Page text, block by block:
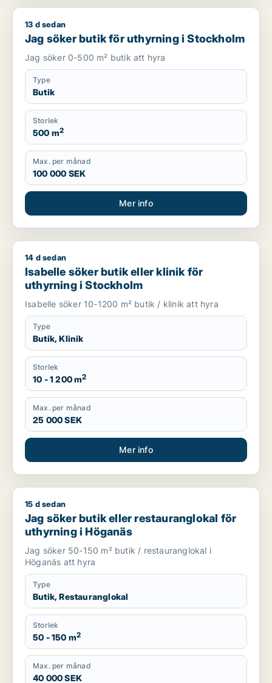
Jag söker butik för uthyrning i Stockholm
13 d sedan
Jag söker butik för uthyrning i Stockholm
Jag söker 0-500 m² butik att hyra
Type
Butik
Storlek
500 m2
Max. per månad
100 000 SEK
Mer info
Isabelle söker butik eller klinik för uthyrning i Stockholm
14 d sedan
Isabelle söker butik eller klinik för
uthyrning i Stockholm
Isabelle söker 10-1200 m² butik / klinik att hyra
Type
Butik, Klinik
Storlek
10 - 1 200 m2
Max. per månad
25 000 SEK
Mer info
Jag söker butik eller restauranglokal för uthyrning i Höganäs
15 d sedan
Jag söker butik eller restauranglokal för
uthyrning i Höganäs
Jag söker 50-150 m² butik / restauranglokal i
Höganäs att hyra
Type
Butik, Restauranglokal
Storlek
50 - 150 m2
Max. per månad
40 000 SEK